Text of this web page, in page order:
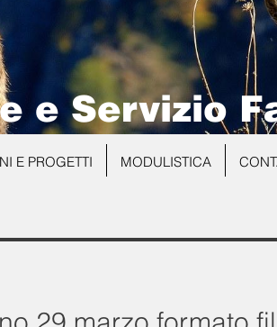
e Servizio
E PROGETTI MODULISTICA
29 marzo formato